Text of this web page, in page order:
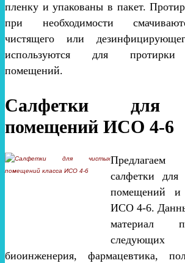
пленку и упакованы в пакет.
при необходимости
чистящего или
используются для протирки
помещений.
Салфетки для
помещений ИСО 4-6
салфетки
помещений и
ИСО 4-6.
материал
следующих
биоинженерия, фармацевтика,